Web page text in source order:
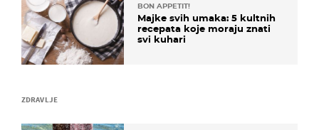
ZDRAVLJE
BON APPETIT!
Majke svih umaka: 5 kultnih
recepata koje moraju znati
svi kuhari